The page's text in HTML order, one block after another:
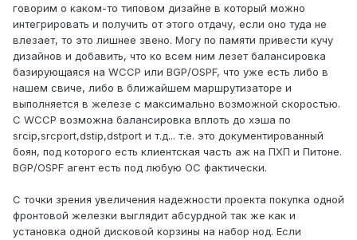
говорим о каком-то типовом дизайне в который можно
интегрировать и получить от этого отдачу, если оно туда не
влезает, то это лишнее звено. Могу по памяти привести кучу
дизайнов и добавить, что ко всем ним лезет балансировка
базирующаяся на WCCP или BGP/OSPF, что уже есть либо в
нашем свиче, либо в ближайшем маршрутизаторе и
выполняется в железе с максимально возможной скоростью.
C WCCP возможна балансировка вплоть до хэша по
srcip,srcport,dstip,dstport и т.д... т.е. это документированный
боян, под которого есть клиентская часть аж на ПХП и Питоне.
BGP/OSPF агент есть под любую ОС фактически.
С точки зрения увеличения надежности проекта покупка одной
фронтовой железки выглядит абсурдной так же как и
установка одной дисковой корзины на набор нод. Если